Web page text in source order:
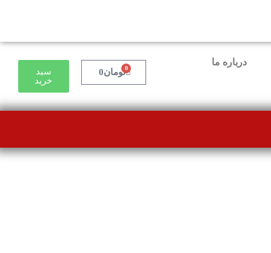
درباره ما
تومان0 0
سبد
خرید